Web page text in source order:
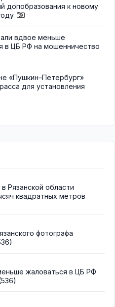
допобразования к новому
вдвое меньше
в ЦБ РФ на мошенничество
«Пушкин–Петербург»
для установления
Рязанской области
квадратных метров
фотографа
жаловаться в ЦБ РФ